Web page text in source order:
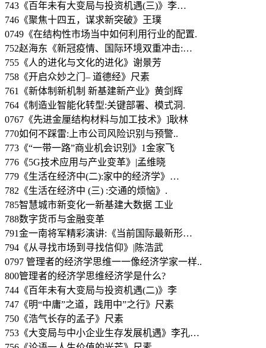
743《百年未有大变局与投资机遇(三)》李…
746《聚焦十四五，谋求新突破》王璞
0749《在结构性市场当中如何利用行业的配置.
752赵海东《新冠疫情、国际环境双重冲击:…
755《人的进化与文化的进化》谢景芳
758《开启众妙之门– 道德经》尺素
761《新体制新机制 新基建新产业》黄剑辉
764《制造业智能化转型:关键部署、模式洞.
0767《先进金厘结构材料与加工技术》]耿林
770如何不踩雷:上市公司风险识别与预警..
773《“一带一路”商业机会识别》1金家飞
776《5G技术应用与产业变革》|孟维晓
779《生活在经济中(二):家中的经济学》…
782《生活在经济中 (三) :交通的烦恼》.
785智慧城市新变化一新基建大数据 工业
788数字货币与金融变革
791金一南将军精彩演讲:《当前国际最新形…
794《从寻找市场到寻找信仰》|陈浩武
0797 管理者的经济学思维一一像经济学家一样..
800管理者的经济学思维经济学是什么?
744《百年未有大变局与投资机遇(二)》李
747《明“中庸”之道，践用中”之行》尺素
750《浩气长存的孟子》尺素
753《大变局与中小企业生存发展机遇》李孔…